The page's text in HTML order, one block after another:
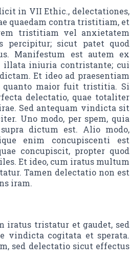
in VII Ethic., delectationes,
quaedam contra tristitiam, et
tristitiam vel anxietatem
percipitur; sicut patet quod
Manifestum est autem ex
illata iniuria contristante; cui
Et ideo ad praesentiam
quanto maior fuit tristitia. Si
delectatio, quae totaliter
Sed antequam vindicta sit
Uno modo, per spem, quia
dictum est. Alio modo,
enim concupiscenti est
concupiscit, propter quod
Et ideo, cum iratus multum
Tamen delectatio non est
iram.
iratus tristatur et gaudet, sed
vindicta cogitata et sperata.
sed delectatio sicut effectus